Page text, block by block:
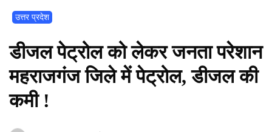
उत्तर प्रदेश
डीजल पेट्रोल को लेकर जनता परेशान
महराजगंज जिले में पेट्रोल, डीजल की
कमी !